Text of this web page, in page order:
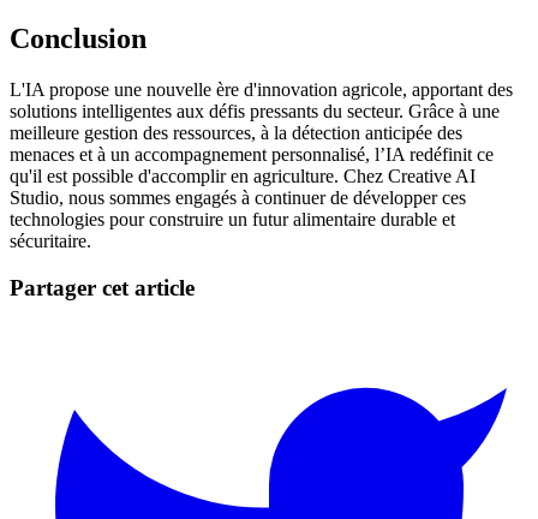
Conclusion
L'IA propose une nouvelle ère d'innovation agricole, apportant des
solutions intelligentes aux défis pressants du secteur. Grâce à une
meilleure gestion des ressources, à la détection anticipée des
menaces et à un accompagnement personnalisé, l’IA redéfinit ce
qu'il est possible d'accomplir en agriculture. Chez Creative AI
Studio, nous sommes engagés à continuer de développer ces
technologies pour construire un futur alimentaire durable et
sécuritaire.
Partager cet article